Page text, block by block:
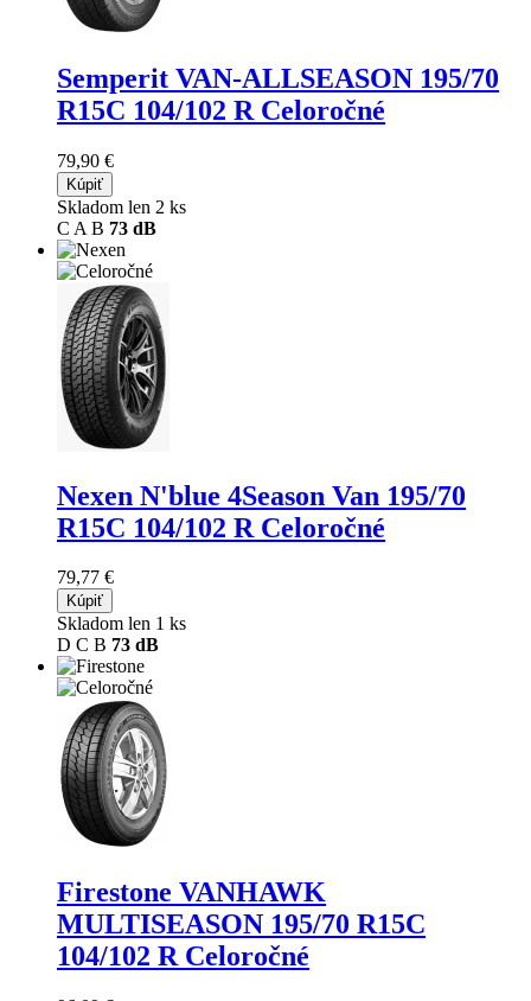
Semperit VAN-ALLSEASON 195/70
R15C 104/102 R Celoročné
79,90 €
Kúpiť
Skladom len 2 ks
C A B 73 dB
Nexen N'blue 4Season Van 195/70
R15C 104/102 R Celoročné
79,77 €
Kúpiť
Skladom len 1 ks
D C B 73 dB
Firestone VANHAWK
MULTISEASON 195/70 R15C
104/102 R Celoročné